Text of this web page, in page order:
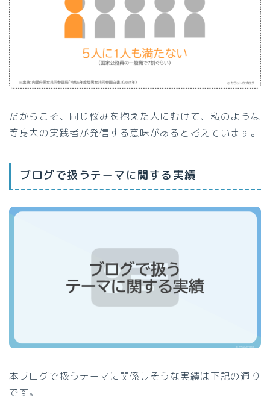
だからこそ、同じ悩みを抱えた人にむけて、私のような
等身大の実践者が発信する意味があると考えています。
ブログで扱うテーマに関する実績
本ブログで扱うテーマに関係しそうな実績は下記の通り
です。